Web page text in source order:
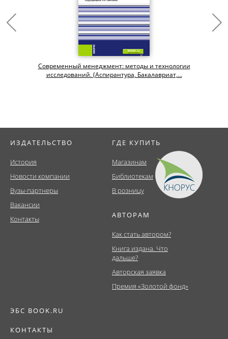
Современный менеджмент: методы и технологии
исследований. (Аспирантура, Бакалавриат,...
ИЗДАТЕЛЬСТВО
История
Новости компании
Вузы-партнеры
Вакансии
Контакты
ГДЕ КУПИТЬ
Магазинам
Библиотекам
В розницу
АВТОРАМ
Как стать автором?
Книга издана. Что
дальше?
Авторская заявка
Премия «Золотой фонд»
ЭБС BOOK.RU
КОНТАКТЫ